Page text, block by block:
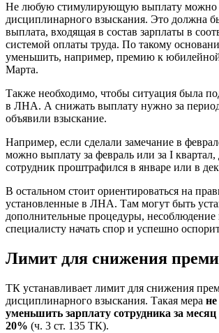
Не любую стимулирующую выплату можно
дисциплинарного взыскания. Это должна
выплата, входящая в состав зарплаты в
системой оплаты труда. По такому
уменьшить, например, премию к
Марта.
Также необходимо, чтобы ситуация была
в ЛНА. А снижать выплату нужно за
объявили взыскание.
Например, если сделали замечание в
можно выплату за февраль или за I квартал,
сотрудник проштрафился в январе или в
В остальном стоит ориентироваться на
установленные в ЛНА. Там могут быть
дополнительные процедуры, несоблюдение
специалисту начать спор и успешно
Лимит для снижения
ТК устанавливает лимит для снижения
дисциплинарного взыскания. Такая мера
уменьшить зарплату сотрудника за месяц
20% (ч. 3 ст. 135 ТК).